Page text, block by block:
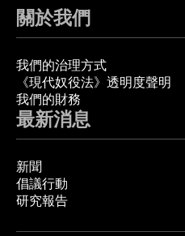
關於我們
我們的治理方式
《現代奴役法》透明度聲明
我們的財務
最新消息
新聞
倡議行動
研究報告